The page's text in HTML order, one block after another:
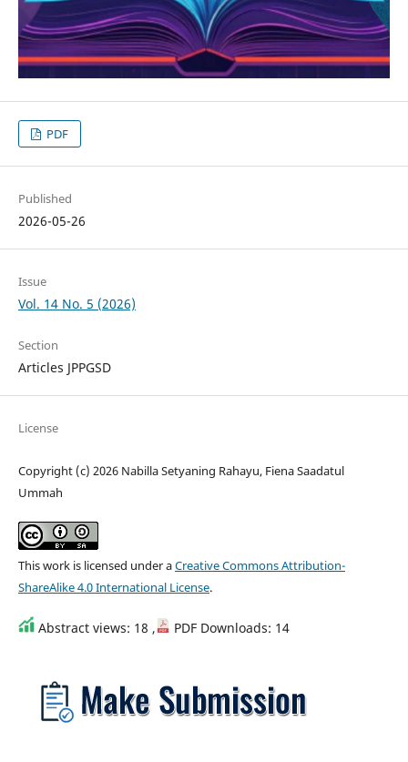
PDF
Published
2026-05-26
Issue
Vol. 14 No. 5 (2026)
Section
Articles JPPGSD
License
Copyright (c) 2026 Nabilla Setyaning Rahayu, Fiena Saadatul
Ummah
This work is licensed under aCreative Commons Attribution-
ShareAlike 4.0 International License.
Abstract views: 18 , PDF Downloads: 14